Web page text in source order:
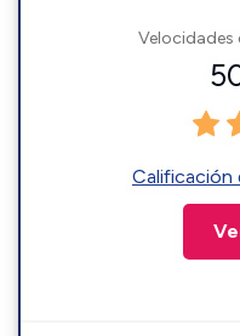
Velocidades
Calificación